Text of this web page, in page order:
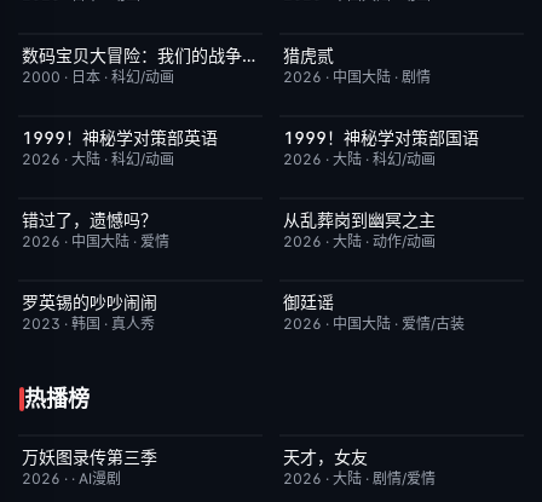
今日更新 8.9数码宝贝大冒险：我们的战争游戏！
2000 · 日本 · 科幻/动画
今日更新
猎虎贰
2026 · 中国大陆 · 剧情
更新至第3集 10.0
1999！神秘学对策部英语
2026 · 大陆 · 科幻/动画
更新至第3集
1999！神秘学对策部国语
2026 · 大陆 · 科幻/动画
HD国语
错过了，遗憾吗？
2026 · 中国大陆 · 爱情
更新至第13集
从乱葬岗到幽冥之主
2026 · 大陆 · 动作/动画
今日更新
罗英锡的吵吵闹闹
2023 · 韩国 · 真人秀
更新至第21集
御廷谣
2026 · 中国大陆 · 爱情/古装
热播榜
完结
万妖图录传第三季
2026 · · AI漫剧
更新至第18集
天才，女友
2026 · 大陆 · 剧情/爱情